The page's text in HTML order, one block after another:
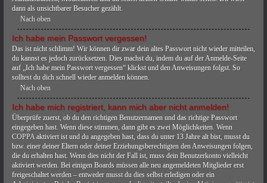
dann als unsichtbarer Besucher gezählt.
Nach oben
Ich habe mein Passwort vergessen!
Das ist nicht schlimm! Wir können dir zwar dein altes Passwort nicht wieder mitteilen,
du kannst es jedoch zurücksetzen. Dies machst du, indem du auf der Anmelde-Seite
auf „Ich habe mein Passwort vergessen“ klickst und den Anweisungen folgst. So
solltest du dich schnell wieder anmelden können.
Nach oben
Ich habe mich registriert, kann mich aber nicht anmelden!
Überprüfe zuerst, ob du den richtigen Benutzernamen und das richtige Passwort
eingegeben hast. Wenn diese stimmen, dann gibt es zwei Möglichkeiten. Wenn
COPPAaktiviert ist und du angegeben hast, dass du unter 13 Jahre alt bist, musst du
bzw. einer deiner Eltern oder deiner Erziehungsberechtigten den Anweisungen folgen,
die du erhalten hast. Wenn dies nicht der Fall ist, muss dein Benutzerkonto vielleicht
aktiviert werden. Bei einigen Boards müssen alle neu angemeldeten Mitglieder erst
freigeschaltet werden – entweder musst du dies selbst erledigen oder ein